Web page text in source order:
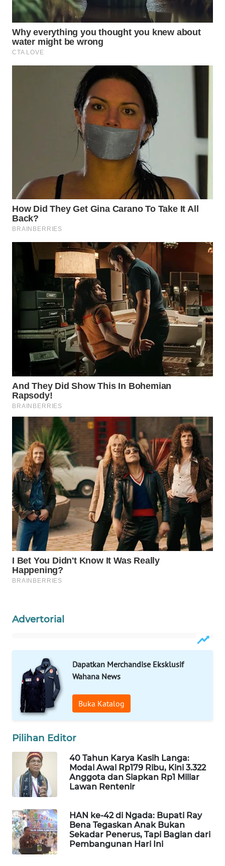
Advertorial
Dapatkan Merchandise Eksklusif
Wahana News
Buka Katalog
Pilihan Editor
40 Tahun Karya Kasih Langa:
Modal Awal Rp179 Ribu, Kini 3.322
Anggota dan Siapkan Rp1 Miliar
Lawan Rentenir
HAN ke-42 di Ngada: Bupati Ray
Bena Tegaskan Anak Bukan
Sekadar Penerus, Tapi Bagian dari
Pembangunan Hari Ini
KONSUMEN
WAHANA
LISTRIK
WAHANA
WAHANANEWS
WAHANANEWS
NET
WAHANA
SPORT
WAHANA
UMKM
WAHANA
SELEB
WAHANA
PERSONA
WAHANA
OTOMOTIF
WAHANA
HEALTH
WAHANA
DESA
WISATA
LAPAK
WAHANA
Wahana
Network
WALINKI
ID
MAWAKA
ID
NET
PLN
WATCH
MKLI
LPKKI